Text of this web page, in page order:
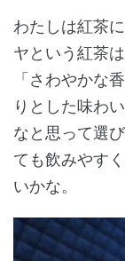
わたしは紅茶
ヤという紅茶
「さわやかな
りとした味わ
なと思って選
ても飲みやす
いかな。